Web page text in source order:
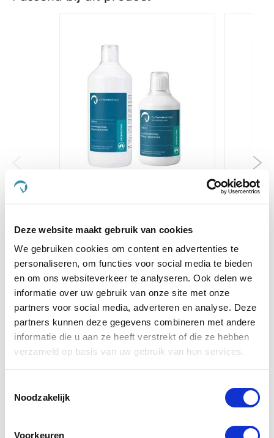
Deze website maakt gebruik van cookies
We gebruiken cookies om content en advertenties te
personaliseren, om functies voor social media te bieden
en om ons websiteverkeer te analyseren. Ook delen we
informatie over uw gebruik van onze site met onze
partners voor social media, adverteren en analyse. Deze
partners kunnen deze gegevens combineren met andere
informatie die u aan ze heeft verstrekt of die ze hebben
verzameld op basis van uw gebruik van hun services.
Noodzakelijk
Voorkeuren
€ 15,95 € 13,56
Voeg toe aan winkeltas
Anderen kochten ook